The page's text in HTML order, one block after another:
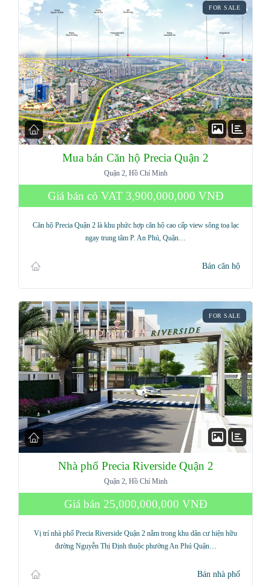
FOR SALE
Mua bán Căn hộ Precia Quận 2
Quận 2, Hồ Chí Minh
Giá bán có VAT 3,900,000,000 VNĐ
Căn hộ Precia Quận 2 là khu phức hợp căn hộ cao cấp view sông toạ lạc
ngay trung tâm P. An Phú, Quận…
Bán căn hộ
FOR SALE
Nhà phố Precia Riverside Quận 2
Quận 2, Hồ Chí Minh
Giá bán 25,000,000,000 VNĐ
Vị trí nhà phố Precia Riverside Quận 2 nằm trong khu dân cư hiện hữu
đường Nguyễn Thị Định thuộc phường An Phú Quận…
Bán nhà phố